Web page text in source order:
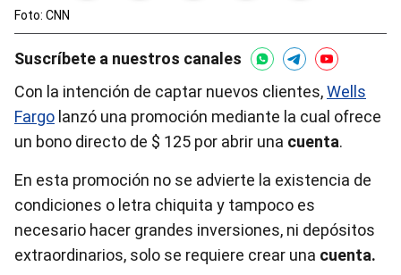
Foto: CNN
Suscríbete a nuestros canales
Con la intención de captar nuevos clientes,Wells
Fargo lanzó una promoción mediante la cual ofrece
un bono directo de $ 125 por abrir una cuenta.
En esta promoción no se advierte la existencia de
condiciones o letra chiquita y tampoco es
necesario hacer grandes inversiones, ni depósitos
extraordinarios, solo se requiere crear una cuenta.